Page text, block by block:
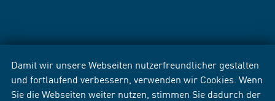
Damit wir unsere Webseiten nutzerfreundlicher gestalten
und fortlaufend verbessern, verwenden wir Cookies. Wenn
Sie die Webseiten weiter nutzen, stimmen Sie dadurch der